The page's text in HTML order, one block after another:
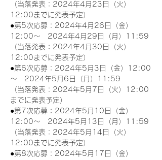
（当落発表：2024年4月23日（火）
12:00までに発表予定）
●第5次応募：2024年4月26日（金）
12:00～　2024年4月29日（月）11:59
（当落発表：2024年4月30日（火）
12:00までに発表予定）
●第6次応募：2024年5月3日（金）12:00
～　2024年5月6日（月）11:59
（当落発表：2024年5月7日（火）12:00
までに発表予定）
●第7次応募：2024年5月10日（金）
12:00～　2024年5月13日（月）11:59
（当落発表：2024年5月14日（火）
12:00までに発表予定）
●第8次応募：2024年5月17日（金）